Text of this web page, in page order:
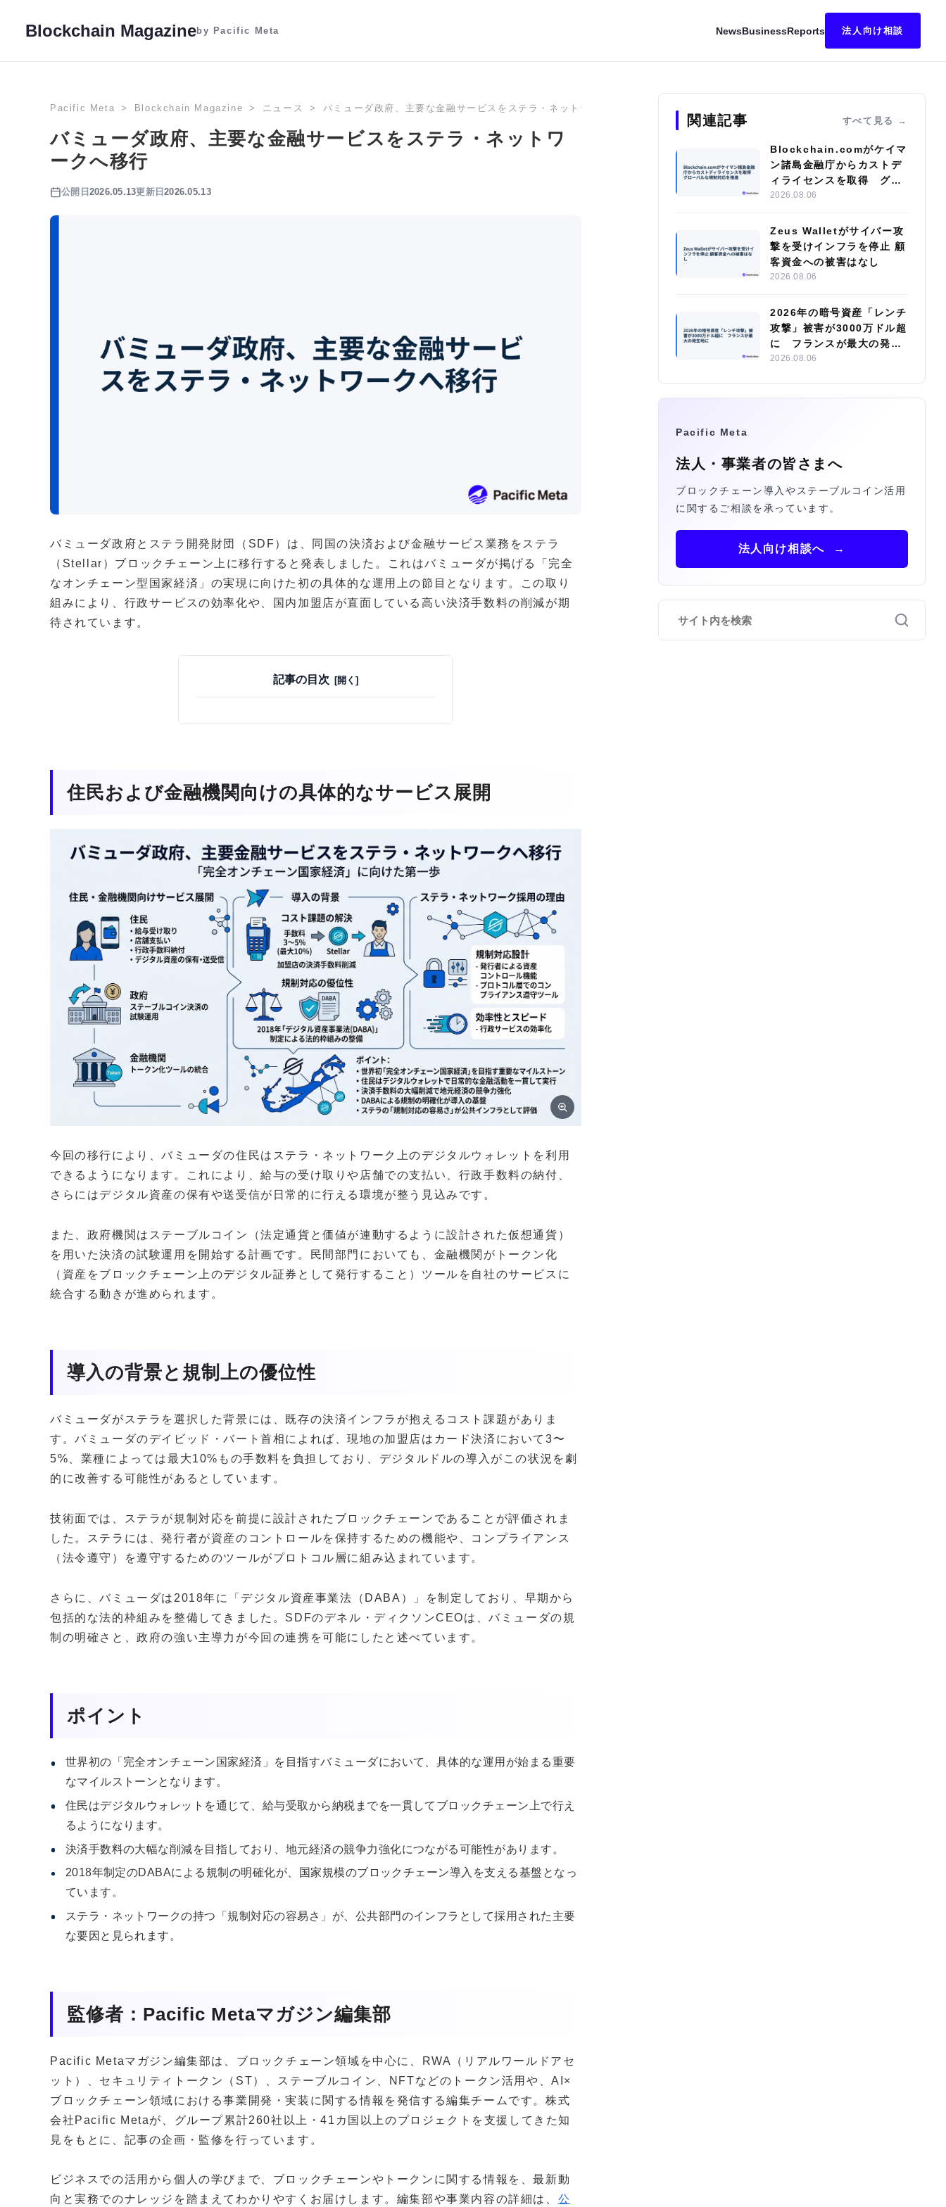
Blockchain Magazineby Pacific Meta NewsBusinessReports 法人向け相談
Pacific Meta Blockchain Magazine ニュース バミューダ政府、主要な金融サービスをステラ・ネットワークへ移行
バミューダ政府、主要な金融サービスをステラ・ネットワ
ークへ移行
公開日 2026.05.13更新日2026.05.13
バミューダ政府とステラ開発財団（SDF）は、同国の決済および金融サービス業務をステラ
（Stellar）ブロックチェーン上に移行すると発表しました。これはバミューダが掲げる「完全
なオンチェーン型国家経済」の実現に向けた初の具体的な運用上の節目となります。この取り
組みにより、行政サービスの効率化や、国内加盟店が直面している高い決済手数料の削減が期
待されています。
記事の目次
住民および金融機関向けの具体的なサービス展開
今回の移行により、バミューダの住民はステラ・ネットワーク上のデジタルウォレットを利用
できるようになります。これにより、給与の受け取りや店舗での支払い、行政手数料の納付、
さらにはデジタル資産の保有や送受信が日常的に行える環境が整う見込みです。
また、政府機関はステーブルコイン（法定通貨と価値が連動するように設計された仮想通貨）
を用いた決済の試験運用を開始する計画です。民間部門においても、金融機関がトークン化
（資産をブロックチェーン上のデジタル証券として発行すること）ツールを自社のサービスに
統合する動きが進められます。
導入の背景と規制上の優位性
バミューダがステラを選択した背景には、既存の決済インフラが抱えるコスト課題がありま
す。バミューダのデイビッド・バート首相によれば、現地の加盟店はカード決済において3〜
5%、業種によっては最大10%もの手数料を負担しており、デジタルドルの導入がこの状況を劇
的に改善する可能性があるとしています。
技術面では、ステラが規制対応を前提に設計されたブロックチェーンであることが評価されま
した。ステラには、発行者が資産のコントロールを保持するための機能や、コンプライアンス
（法令遵守）を遵守するためのツールがプロトコル層に組み込まれています。
さらに、バミューダは2018年に「デジタル資産事業法（DABA）」を制定しており、早期から
包括的な法的枠組みを整備してきました。SDFのデネル・ディクソンCEOは、バミューダの規
制の明確さと、政府の強い主導力が今回の連携を可能にしたと述べています。
ポイント
世界初の「完全オンチェーン国家経済」を目指すバミューダにおいて、具体的な運用が始まる重要
なマイルストーンとなります。
住民はデジタルウォレットを通じて、給与受取から納税までを一貫してブロックチェーン上で行え
るようになります。
決済手数料の大幅な削減を目指しており、地元経済の競争力強化につながる可能性があります。
2018年制定のDABAによる規制の明確化が、国家規模のブロックチェーン導入を支える基盤となっ
ています。
ステラ・ネットワークの持つ「規制対応の容易さ」が、公共部門のインフラとして採用された主要
な要因と見られます。
監修者：Pacific Metaマガジン編集部
Pacific Metaマガジン編集部は、ブロックチェーン領域を中心に、RWA（リアルワールドアセ
ット）、セキュリティトークン（ST）、ステーブルコイン、NFTなどのトークン活用や、AI×
ブロックチェーン領域における事業開発・実装に関する情報を発信する編集チームです。株式
会社Pacific Metaが、グループ累計260社以上・41カ国以上のプロジェクトを支援してきた知
見をもとに、記事の企画・監修を行っています。
ビジネスでの活用から個人の学びまで、ブロックチェーンやトークンに関する情報を、最新動
向と実務でのナレッジを踏まえてわかりやすくお届けします。編集部や事業内容の詳細は、 公
関連記事 すべて見る
Blockchain.comがケイマ
ン諸島金融庁からカストデ
ィライセンスを取得 グロ
ーバルな規制対応を推進
2026.08.06
Zeus Walletがサイバー攻
撃を受けインフラを停止 顧
客資金への被害はなし
2026.08.06
2026年の暗号資産「レンチ
攻撃」被害が3000万ドル超
に フランスが最大の発生
地に
2026.08.06
Pacific Meta
法人・事業者の皆さまへ
ブロックチェーン導入やステーブルコイン活用
に関するご相談を承っています。
法人向け相談へ